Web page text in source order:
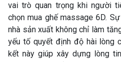
vai trò quan trọng khi người
chọn mua ghế massage 6D.
nhà sản xuất không chỉ làm
yếu tố quyết định độ hài lòng
kết này giúp xây dựng lòng